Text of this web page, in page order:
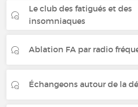
Le club des fatigués et des
insomniaques
Ablation FA par radio
Échangeons autour de la